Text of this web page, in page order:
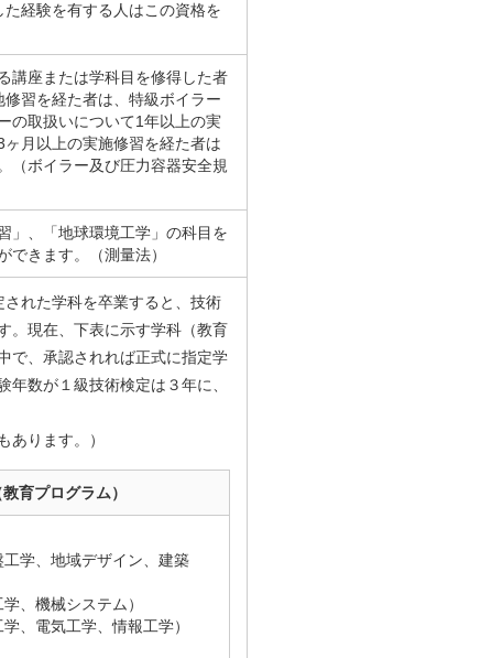
経験を有する人はこの資格を
講座または学科目を修得した者
習を経た者は、特級ボイラー
の取扱いについて1年以上の実
月以上の実施修習を経た者は
（ボイラー及び圧力容器安全規
」、「地球環境工学」の科目を
きます。（測量法）
れた学科を卒業すると、技術
。現在、下表に示す学科（教育
で、承認されれば正式に指定学
数が１級技術検定は３年に、
あります。）
育プログラム）
学、地域デザイン、建築
、機械システム）
、電気工学、情報工学）